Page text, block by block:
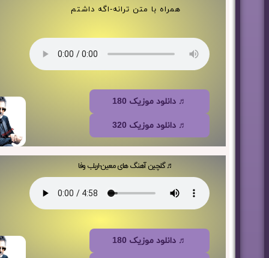
همراه با متن ترانه-اگه داشتم
♬ دانلود موزیک 180
♬ دانلود موزیک 320
♬ گلچین آهنگ های معین-ارباب وفا
♬ دانلود موزیک 180